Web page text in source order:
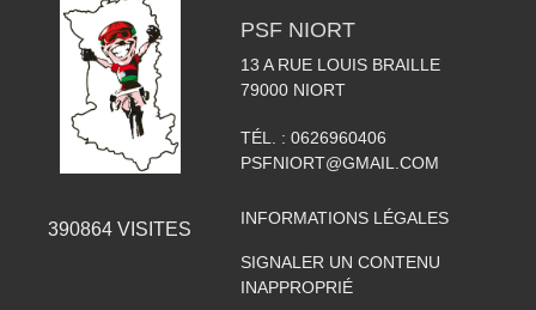
390864 VISITES
PSF NIORT
13 A RUE LOUIS BRAILLE
79000 NIORT
TÉL. : 0626960406
PSFNIORT@GMAIL.COM
INFORMATIONS LÉGALES
SIGNALER UN CONTENU
INAPPROPRIÉ